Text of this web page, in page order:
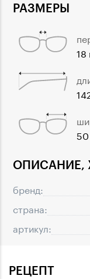
ОПИСАНИЕ,
бренд:
страна:
артикул:
РАЗМЕРЫ
РЕЦЕПТ